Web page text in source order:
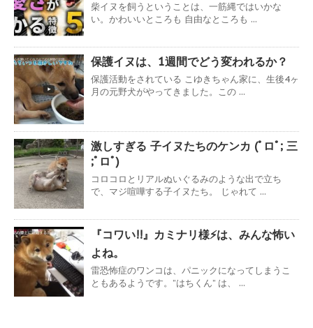
柴イヌを飼うということは、一筋縄ではいかな
い。かわいいところも 自由なところも ...
保護イヌは、1週間でどう変われるか？
保護活動をされている こゆきちゃん家に、生後4ヶ
月の元野犬がやってきました。この ...
激しすぎる 子イヌたちのケンカ (ﾟロﾟ; 三
;ﾟロﾟ)
コロコロとリアルぬいぐるみのような出で立ち
で、マジ喧嘩する子イヌたち。 じゃれて ...
『コワい!!』カミナリ様⚡は、みんな怖い
よね。
雷恐怖症のワンコは、パニックになってしまうこ
ともあるようです。”はちくん” は、 ...